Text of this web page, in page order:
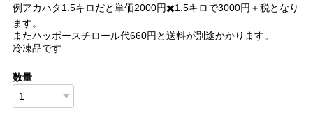
例アカハタ1.5キロだと単価2000円✖️1.5キロで3000円＋税となり
ます。
またハッポースチロール代660円と送料が別途かかります。
冷凍品です
数量